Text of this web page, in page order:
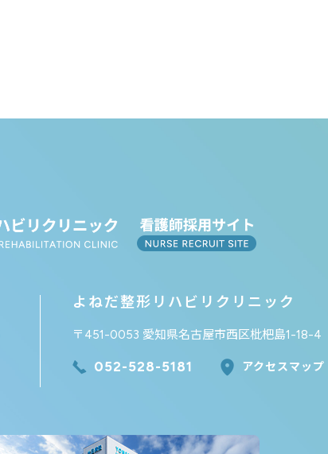
よねだ整形リハビリクリニック
〒451-0053 愛知県名古屋市西区枇杷島1-18-4
052-528-5181 アクセスマップ